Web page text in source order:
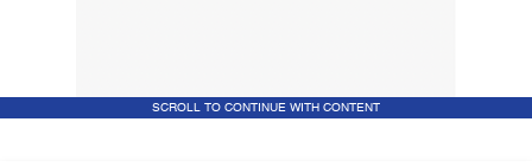
SCROLL TO CONTINUE WITH CONTENT